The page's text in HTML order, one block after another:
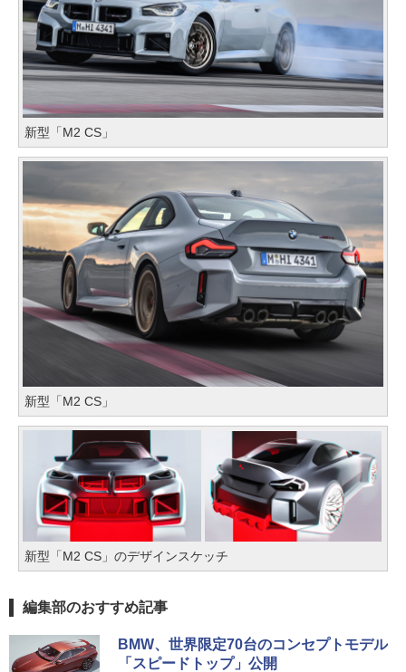
新型「M2 CS」
新型「M2 CS」
新型「M2 CS」のデザインスケッチ
編集部のおすすめ記事
BMW、世界限定70台のコンセプトモデル
「スピードトップ」公開